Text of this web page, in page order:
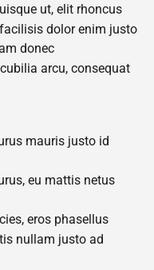
ut, elit rhoncus
dolor enim justo
donec
arcu, consequat
mauris justo id
eu mattis netus
eros phasellus
nullam justo ad